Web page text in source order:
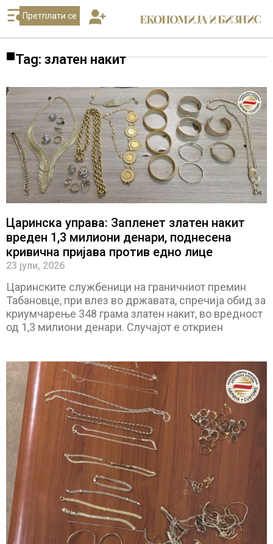
Претплати се
Tag: златен накит
Царинска управа: Запленет златен накит
вреден 1,3 милиони денари, поднесена
кривична пријава против едно лице
23 јули, 2026
Царинските службеници на граничниот премин
Табановце, при влез во државата, спречија обид за
криумчарење 348 грама златен накит, во вредност
од 1,3 милиони денари. Случајот е откриен